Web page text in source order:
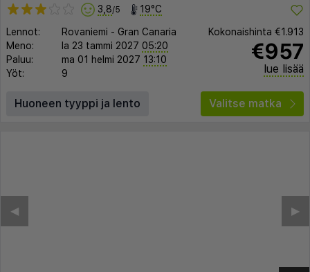
3,8/5 19°C
Lennot: Rovaniemi - Gran Canaria
Meno:
la 23 tammi 2027 05:20
Paluu:
ma 01 helmi 2027 13:10
Yöt:
9
Kokonaishinta €1.913
€957
lue lisää
Huoneen tyyppi ja lento Valitse matka
▶︎
◀︎